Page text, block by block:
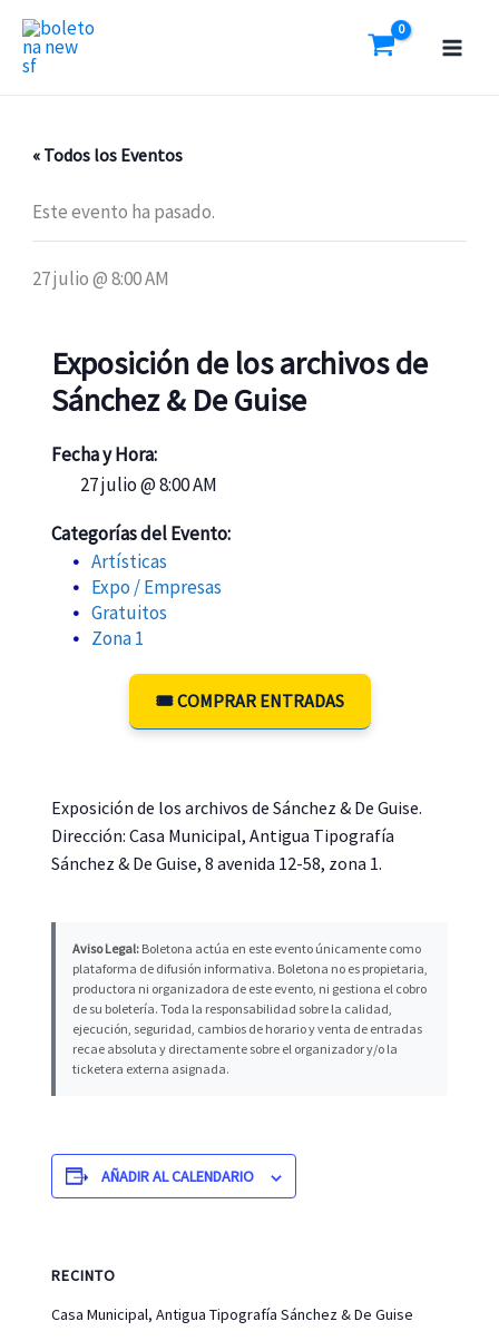
contenido
« Todos los Eventos
Este evento ha pasado.
27 julio @ 8:00 AM
Exposición de los archivos de
Sánchez & De Guise
Fecha y Hora:
27 julio @ 8:00 AM
Categorías del Evento:
Artísticas
Expo / Empresas
Gratuitos
Zona 1
🎟️ COMPRAR ENTRADAS
Exposición de los archivos de Sánchez & De Guise.
Dirección: Casa Municipal, Antigua Tipografía
Sánchez & De Guise, 8 avenida 12-58, zona 1.
Aviso Legal: Boletona actúa en este evento únicamente como
plataforma de difusión informativa. Boletona no es propietaria,
productora ni organizadora de este evento, ni gestiona el cobro
de su boletería. Toda la responsabilidad sobre la calidad,
ejecución, seguridad, cambios de horario y venta de entradas
recae absoluta y directamente sobre el organizador y/o la
ticketera externa asignada.
AÑADIR AL CALENDARIO
RECINTO
Casa Municipal, Antigua Tipografía Sánchez & De Guise